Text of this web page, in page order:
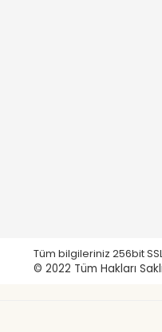
Tüm bilgileriniz 256bit
© 2022 Tüm Hakları